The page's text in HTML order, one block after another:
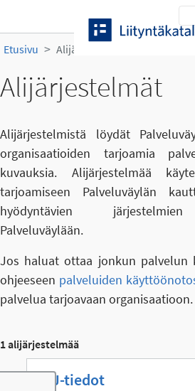
Etusivu Alijärjestelmät
Alijärjestelmät
Alijärjestelmistä löydät
organisaatioiden tarjoamia
kuvauksia. Alijärjestelmää
tarjoamiseen Palveluväylän
hyödyntävien
Palveluväylään.
Jos haluat ottaa jonkun palvelun
ohjeeseen palveluiden
palvelua tarjoavaan organisaatioon.
1 alijärjestelmää
Toggle navigation
YTJ-tiedot